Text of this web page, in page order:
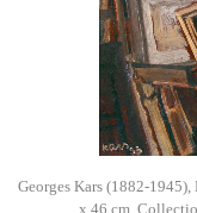
Georges Kars (1882-
x 46 cm.